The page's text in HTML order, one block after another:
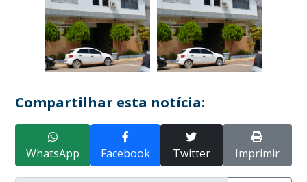
Compartilhar esta notícia:
WhatsApp Facebook Twitter Imprimir